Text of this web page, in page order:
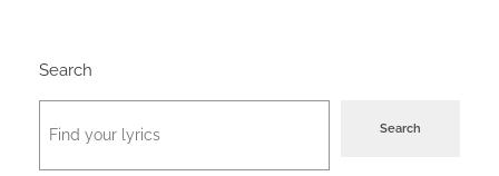
Search
Search